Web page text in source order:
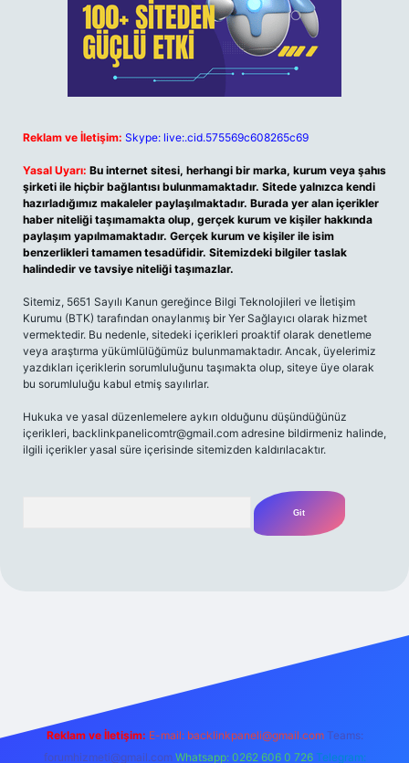
Reklam ve İletişim: Skype: live:.cid.575569c608265c69
Yasal Uyarı: Bu internet sitesi, herhangi bir marka, kurum veya şahıs
şirketi ile hiçbir bağlantısı bulunmamaktadır. Sitede yalnızca kendi
hazırladığımız makaleler paylaşılmaktadır. Burada yer alan içerikler
haber niteliği taşımamakta olup, gerçek kurum ve kişiler hakkında
paylaşım yapılmamaktadır. Gerçek kurum ve kişiler ile isim
benzerlikleri tamamen tesadüfidir. Sitemizdeki bilgiler taslak
halindedir ve tavsiye niteliği taşımazlar.
Sitemiz, 5651 Sayılı Kanun gereğince Bilgi Teknolojileri ve İletişim
Kurumu (BTK) tarafından onaylanmış bir Yer Sağlayıcı olarak hizmet
vermektedir. Bu nedenle, sitedeki içerikleri proaktif olarak denetleme
veya araştırma yükümlülüğümüz bulunmamaktadır. Ancak, üyelerimiz
yazdıkları içeriklerin sorumluluğunu taşımakta olup, siteye üye olarak
bu sorumluluğu kabul etmiş sayılırlar.
Hukuka ve yasal düzenlemelere aykırı olduğunu düşündüğünüz
içerikleri, backlinkpanelicomtr@gmail.com adresine bildirmeniz halinde,
ilgili içerikler yasal süre içerisinde sitemizden kaldırılacaktır.
m elexbet
Reklam ve İletişim: E-mail: backlinkpaneli@gmail.com Teams:
forumhizmeti@gmail.com Whatsapp: 0262 606 0 726 Telegram: